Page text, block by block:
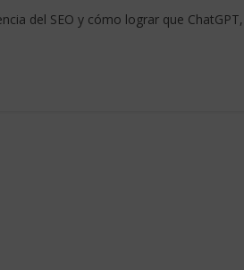
del SEO y cómo lograr que ChatGPT,